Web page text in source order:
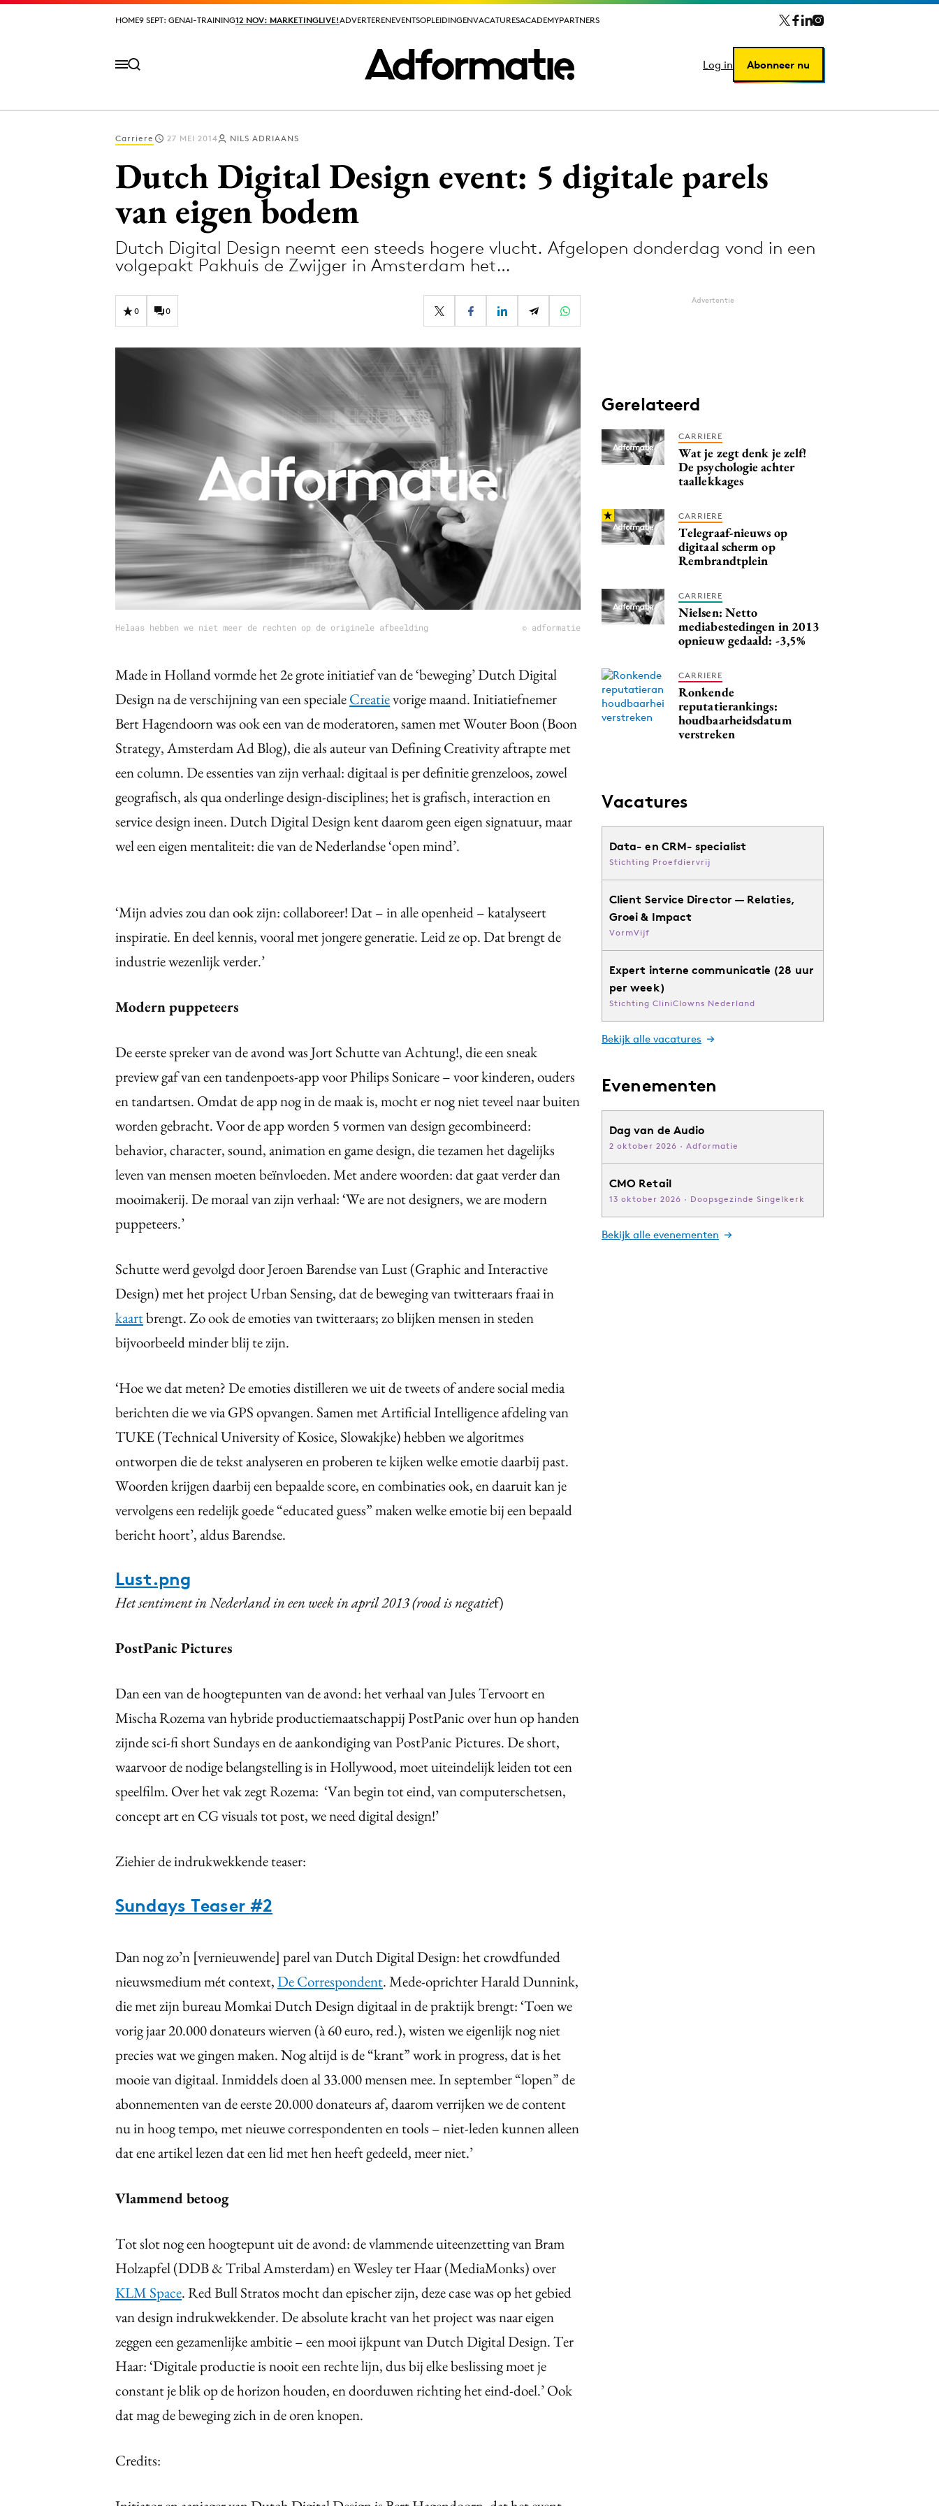
HOME9 SEPT: GENAI-TRAINING12 NOV: MARKETINGLIVE!ADVERTERENEVENTSOPLEIDINGENVACATURESACADEMYPARTNERS
Log in Abonneer nu
HOME9 SEPT: GENAI-TRAINING12 NOV: MARKETINGLIVE!ADVERTERENEVENTSOPLEIDINGENVACATURESACADEMYPARTNERS
Log in Abonneer nu
Design
Digital transformation
Influencer marketing
Interne communicatie
Martech
Media
Merkstrategie
PR
Programmatic
Reputatie & crisis
Carriere 27 MEI 2014 NILS ADRIAANS
Dutch Digital Design event: 5 digitale parels
van eigen bodem
Dutch Digital Design neemt een steeds hogere vlucht. Afgelopen donderdag vond in een
volgepakt Pakhuis de Zwijger in Amsterdam het…
0 0
Helaas hebben we niet meer de rechten op de originele afbeelding © adformatie
Made in Holland vormde het 2e grote initiatief van de ‘beweging’ Dutch Digital
Design na de verschijning van een specialeCreatievorige maand. Initiatiefnemer
Bert Hagendoorn was ook een van de moderatoren, samen met Wouter Boon (Boon
Strategy, Amsterdam Ad Blog), die als auteur van Defining Creativity aftrapte met
een column. De essenties van zijn verhaal: digitaal is per definitie grenzeloos, zowel
geografisch, als qua onderlinge design-disciplines; het is grafisch, interaction en
service design ineen. Dutch Digital Design kent daarom geen eigen signatuur, maar
wel een eigen mentaliteit: die van de Nederlandse ‘open mind’.
‘Mijn advies zou dan ook zijn: collaboreer! Dat – in alle openheid – katalyseert
inspiratie. En deel kennis, vooral met jongere generatie. Leid ze op. Dat brengt de
industrie wezenlijk verder.’
Modern puppeteers
De eerste spreker van de avond was Jort Schutte van Achtung!, die een sneak
preview gaf van een tandenpoets-app voor Philips Sonicare – voor kinderen, ouders
en tandartsen. Omdat de app nog in de maak is, mocht er nog niet teveel naar buiten
worden gebracht. Voor de app worden 5 vormen van design gecombineerd:
behavior, character, sound, animation en game design, die tezamen het dagelijks
leven van mensen moeten beïnvloeden. Met andere woorden: dat gaat verder dan
mooimakerij. De moraal van zijn verhaal: ‘We are not designers, we are modern
puppeteers.’
Schutte werd gevolgd door Jeroen Barendse van Lust (Graphic and Interactive
Design) met het project Urban Sensing, dat de beweging van twitteraars fraai in
kaartbrengt. Zo ook de emoties van twitteraars; zo blijken mensen in steden
bijvoorbeeld minder blij te zijn.
‘Hoe we dat meten? De emoties distilleren we uit de tweets of andere social media
berichten die we via GPS opvangen. Samen met Artificial Intelligence afdeling van
TUKE (Technical University of Kosice, Slowakjke) hebben we algoritmes
ontworpen die de tekst analyseren en proberen te kijken welke emotie daarbij past.
Woorden krijgen daarbij een bepaalde score, en combinaties ook, en daaruit kan je
vervolgens een redelijk goede “educated guess” maken welke emotie bij een bepaald
bericht hoort’, aldus Barendse.
Lust.png
Het sentiment in Nederland in een week in april 2013 (rood is negatief)
PostPanic Pictures
Dan een van de hoogtepunten van de avond: het verhaal van Jules Tervoort en
Mischa Rozema van hybride productiemaatschappij PostPanic over hun op handen
zijnde sci-fi short Sundays en de aankondiging van PostPanic Pictures. De short,
waarvoor de nodige belangstelling is in Hollywood, moet uiteindelijk leiden tot een
speelfilm. Over het vak zegt Rozema: ‘Van begin tot eind, van computerschetsen,
concept art en CG visuals tot post, we need digital design!’
Ziehier de indrukwekkende teaser:
Sundays Teaser #2
Dan nog zo’n [vernieuwende] parel van Dutch Digital Design: het crowdfunded
nieuwsmedium mét context,De Correspondent. Mede-oprichter Harald Dunnink,
die met zijn bureau Momkai Dutch Design digitaal in de praktijk brengt: ‘Toen we
vorig jaar 20.000 donateurs wierven (à 60 euro, red.), wisten we eigenlijk nog niet
precies wat we gingen maken. Nog altijd is de “krant” work in progress, dat is het
mooie van digitaal. Inmiddels doen al 33.000 mensen mee. In september “lopen” de
abonnementen van de eerste 20.000 donateurs af, daarom verrijken we de content
nu in hoog tempo, met nieuwe correspondenten en tools – niet-leden kunnen alleen
dat ene artikel lezen dat een lid met hen heeft gedeeld, meer niet.’
Vlammend betoog
Tot slot nog een hoogtepunt uit de avond: de vlammende uiteenzetting van Bram
Holzapfel (DDB & Tribal Amsterdam) en Wesley ter Haar (MediaMonks) over
KLM Space. Red Bull Stratos mocht dan epischer zijn, deze case was op het gebied
van design indrukwekkender. De absolute kracht van het project was naar eigen
zeggen een gezamenlijke ambitie – een mooi ijkpunt van Dutch Digital Design. Ter
Haar: ‘Digitale productie is nooit een rechte lijn, dus bij elke beslissing moet je
constant je blik op de horizon houden, en doorduwen richting het eind-doel.’ Ook
dat mag de beweging zich in de oren knopen.
Credits:
Advertentie
Gerelateerd
CARRIERE
Wat je zegt denk je zelf!
De psychologie achter
taallekkages
CARRIERE
Telegraaf-nieuws op
digitaal scherm op
Rembrandtplein
CARRIERE
Nielsen: Netto
mediabestedingen in 2013
opnieuw gedaald: -3,5%
CARRIERE
Ronkende
reputatierankings:
houdbaarheidsdatum
verstreken
Vacatures
Data- en CRM- specialist
Stichting Proefdiervrij
Client Service Director — Relaties,
Groei & Impact
VormVijf
Expert interne communicatie (28 uur
per week)
Stichting CliniClowns Nederland
Bekijk alle vacatures
Evenementen
Dag van de Audio
2 oktober 2026 · Adformatie
CMO Retail
13 oktober 2026 · Doopsgezinde Singelkerk
Bekijk alle evenementen